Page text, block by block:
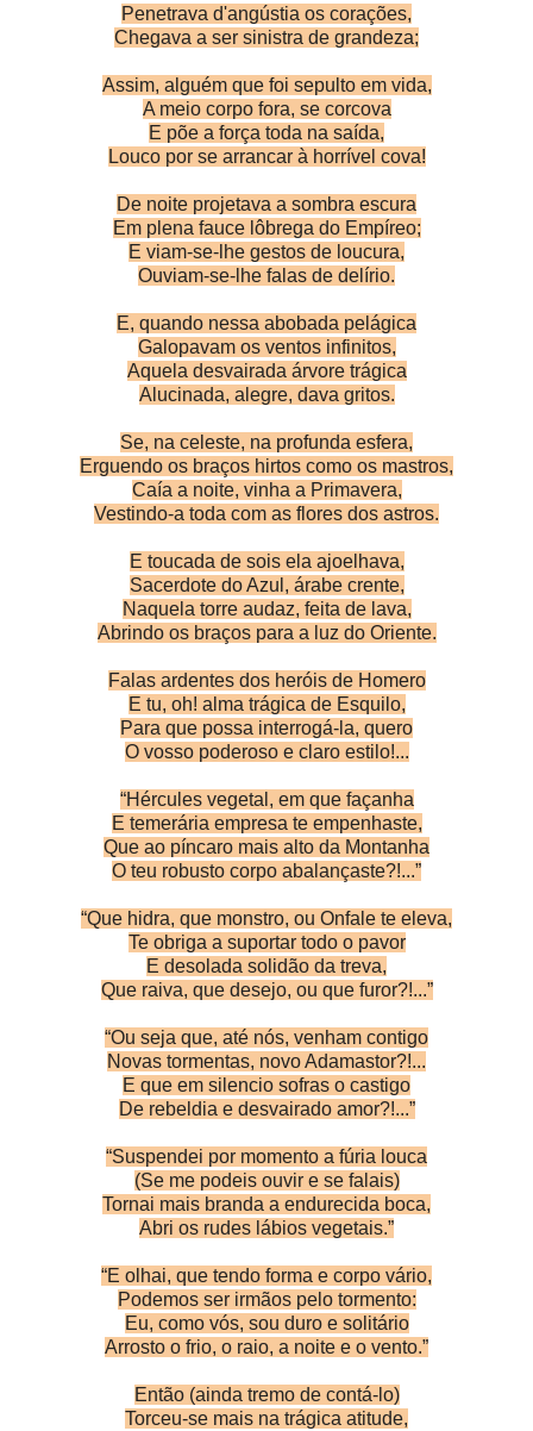
Penetrava d'angústia os corações,
Chegava a ser sinistra de grandeza;
Assim, alguém que foi sepulto em vida,
A meio corpo fora, se corcova
E põe a força toda na saída,
Louco por se arrancar à horrível cova!
De noite projetava a sombra escura
Em plena fauce lôbrega do Empíreo;
E viam-se-lhe gestos de loucura,
Ouviam-se-lhe falas de delírio.
E, quando nessa abobada pelágica
Galopavam os ventos infinitos,
Aquela desvairada árvore trágica
Alucinada, alegre, dava gritos.
Se, na celeste, na profunda esfera,
Erguendo os braços hirtos como os mastros,
Caía a noite, vinha a Primavera,
Vestindo-a toda com as flores dos astros.
E toucada de sois ela ajoelhava,
Sacerdote do Azul, árabe crente,
Naquela torre audaz, feita de lava,
Abrindo os braços para a luz do Oriente.
Falas ardentes dos heróis de Homero
E tu, oh! alma trágica de Esquilo,
Para que possa interrogá-la, quero
O vosso poderoso e claro estilo!...
“Hércules vegetal, em que façanha
E temerária empresa te empenhaste,
Que ao píncaro mais alto da Montanha
O teu robusto corpo abalançaste?!...”
“Que hidra, que monstro, ou Onfale te eleva,
Te obriga a suportar todo o pavor
E desolada solidão da treva,
Que raiva, que desejo, ou que furor?!...”
“Ou seja que, até nós, venham contigo
Novas tormentas, novo Adamastor?!...
E que em silencio sofras o castigo
De rebeldia e desvairado amor?!...”
“Suspendei por momento a fúria louca
(Se me podeis ouvir e se falais)
Tornai mais branda a endurecida boca,
Abri os rudes lábios vegetais.”
“E olhai, que tendo forma e corpo vário,
Podemos ser irmãos pelo tormento:
Eu, como vós, sou duro e solitário
Arrosto o frio, o raio, a noite e o vento.”
Então (ainda tremo de contá-lo)
Torceu-se mais na trágica atitude,